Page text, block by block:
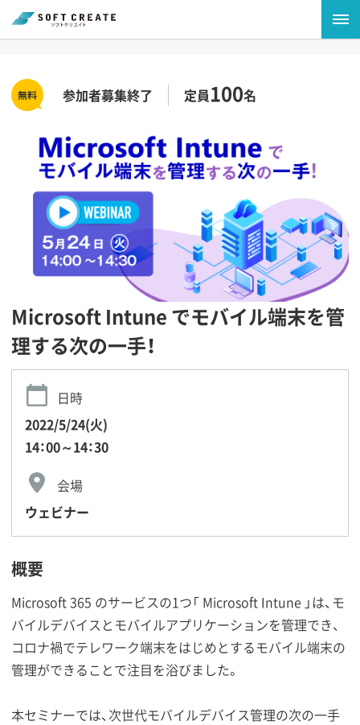
参加者募集終了 定員100名
Microsoft Intune でモバイル端末を管
理する次の一手！
日時
2022/5/24(火)
14：00～14：30
会場
ウェビナー
概要
Microsoft 365 のサービスの1つ「 Microsoft Intune 」は、モ
バイルデバイスとモバイルアプリケーションを管理でき、
コロナ禍でテレワーク端末をはじめとするモバイル端末の
管理ができることで注目を浴びました。
本セミナーでは、次世代モバイルデバイス管理の次の一手